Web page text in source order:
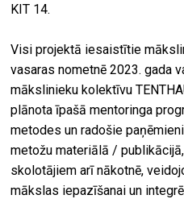
KIT 14.
Visi projektā iesaistītie
vasaras nometnē 2023. gada
mākslinieku kolektīvu
plānota īpašā mentoringa
metodes un radošie
metožu materiālā /
skolotājiem arī nākotnē,
mākslas iepazīšanai un